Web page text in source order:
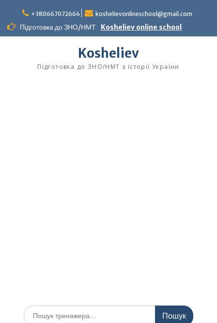
вмісту
+380667072664 koshelievonlineschool@gmail.com
Підготовка до ЗНО/НМТ Kosheliev online school
Kosheliev
Підготовка до ЗНО/НМТ з історії України
Шукати: